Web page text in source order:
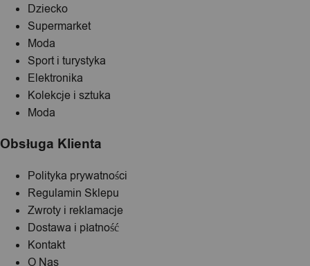
Dziecko
Supermarket
Moda
Sport i turystyka
Elektronika
Kolekcje i sztuka
Moda
Obsługa Klienta
Polityka prywatności
Regulamin Sklepu
Zwroty i reklamacje
Dostawa i płatność
Kontakt
O Nas